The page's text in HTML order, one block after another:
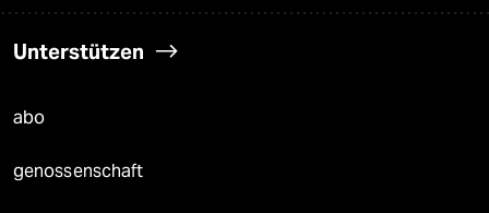
Unterstützen
abo
genossenschaft